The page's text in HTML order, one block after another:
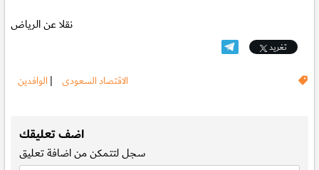
نقلا عن الرياض
تغريد
الاقتصاد السعودى | الوافدين
اضف تعليقك
سجللتتمكن من اضافة تعليق